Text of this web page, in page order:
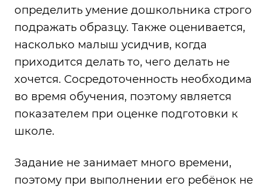
определить умение дошкольника строго
подражать образцу. Также оценивается,
насколько малыш усидчив, когда
приходится делать то, чего делать не
хочется. Сосредоточенность необходима
во время обучения, поэтому является
показателем при оценке подготовки к
школе.
Задание не занимает много времени,
поэтому при выполнении его ребёнок не